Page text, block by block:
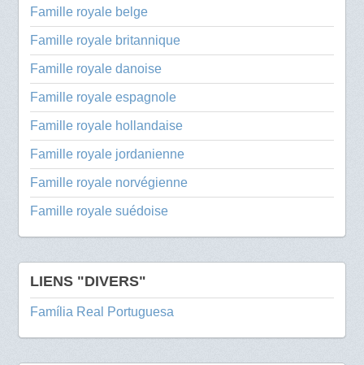
Famille royale belge
Famille royale britannique
Famille royale danoise
Famille royale espagnole
Famille royale hollandaise
Famille royale jordanienne
Famille royale norvégienne
Famille royale suédoise
LIENS "DIVERS"
Família Real Portuguesa